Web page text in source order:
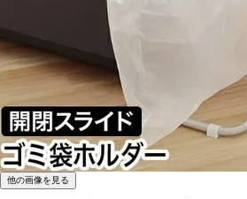
他の画像を見る